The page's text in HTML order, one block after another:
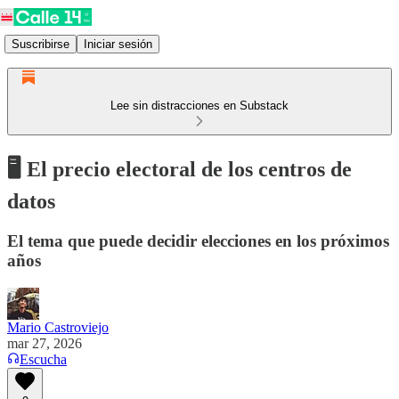
Suscribirse Iniciar sesión
Lee sin distracciones en Substack
🖥️ El precio electoral de los centros de
datos
El tema que puede decidir elecciones en los próximos
años
Mario Castroviejo
mar 27, 2026
Escucha